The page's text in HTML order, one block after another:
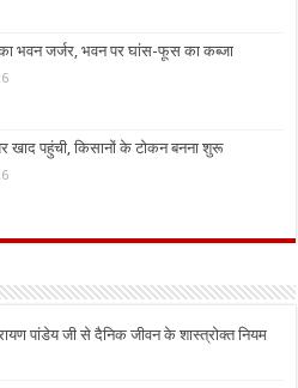
भवन जर्जर, भवन पर घांस-फूस का कब्जा
खाद पहुंची, किसानों के टोकन बनना शुरू
पांडेय जी से दैनिक जीवन के शास्त्रोक्त नियम